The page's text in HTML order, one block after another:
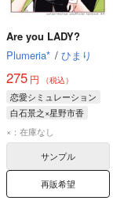
Are you LADY?
Plumeria* / ひまり
275 円 （税込）
恋愛シミュレーション
白石景之×星野市香
白石景之
×：在庫なし
サンプル
再販希望